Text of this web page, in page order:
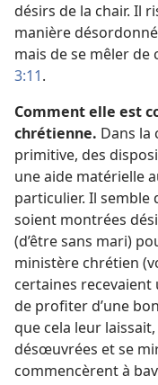
désirs de la chair. Il
manière
mais de se mêler de
3:11.
Comment elle est
chrétienne. Dans
primitive, des
une aide matérielle
particulier. Il semble
soient montrées
(d’être sans mari)
ministère chrétien
certaines recevaient
de profiter d’une
que cela leur
désœuvrées et se
commencèrent à